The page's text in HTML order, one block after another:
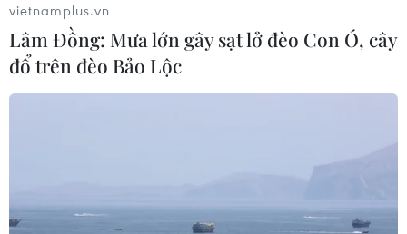
vietnamplus.vn
Lâm Đồng: Mưa lớn gây sạt lở đèo Con Ó, cây
đổ trên đèo Bảo Lộc